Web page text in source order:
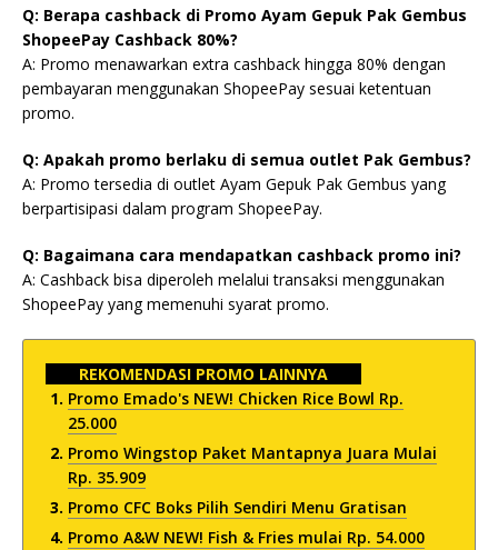
Q: Berapa cashback di Promo Ayam Gepuk Pak Gembus
ShopeePay Cashback 80%?
A: Promo menawarkan extra cashback hingga 80% dengan
pembayaran menggunakan ShopeePay sesuai ketentuan
promo.
Q: Apakah promo berlaku di semua outlet Pak Gembus?
A: Promo tersedia di outlet Ayam Gepuk Pak Gembus yang
berpartisipasi dalam program ShopeePay.
Q: Bagaimana cara mendapatkan cashback promo ini?
A: Cashback bisa diperoleh melalui transaksi menggunakan
ShopeePay yang memenuhi syarat promo.
REKOMENDASI PROMO LAINNYA
Promo Emado's NEW! Chicken Rice Bowl Rp.
25.000
Promo Wingstop Paket Mantapnya Juara Mulai
Rp. 35.909
Promo CFC Boks Pilih Sendiri Menu Gratisan
Promo A&W NEW! Fish & Fries mulai Rp. 54.000